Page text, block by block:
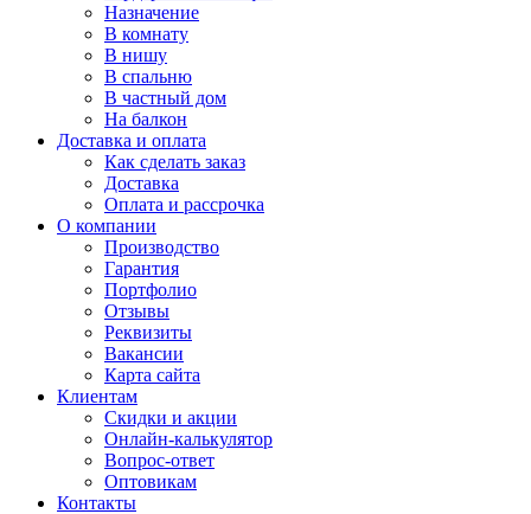
Назначение
В комнату
В нишу
В спальню
В частный дом
На балкон
Доставка и оплата
Как сделать заказ
Доставка
Оплата и рассрочка
О компании
Производство
Гарантия
Портфолио
Отзывы
Реквизиты
Вакансии
Карта сайта
Клиентам
Скидки и акции
Онлайн-калькулятор
Вопрос-ответ
Оптовикам
Контакты